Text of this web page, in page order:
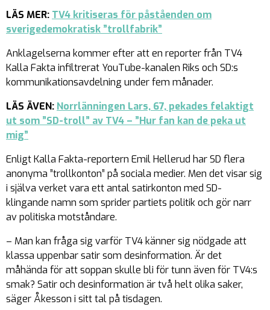
LÄS MER: TV4 kritiseras för påståenden om
sverigedemokratisk ”trollfabrik”
Anklagelserna kommer efter att en reporter från TV4
Kalla Fakta infiltrerat YouTube-kanalen Riks och SD:s
kommunikationsavdelning under fem månader.
LÄS ÄVEN: Norrlänningen Lars, 67, pekades felaktigt
ut som ”SD-troll” av TV4 – ”Hur fan kan de peka ut
mig”
Enligt Kalla Fakta-reportern Emil Hellerud har SD flera
anonyma ”trollkonton” på sociala medier. Men det visar sig
i själva verket vara ett antal satirkonton med SD-
klingande namn som sprider partiets politik och gör narr
av politiska motståndare.
– Man kan fråga sig varför TV4 känner sig nödgade att
klassa uppenbar satir som desinformation. Är det
måhända för att soppan skulle bli för tunn även för TV4:s
smak? Satir och desinformation är två helt olika saker,
säger Åkesson i sitt tal på tisdagen.